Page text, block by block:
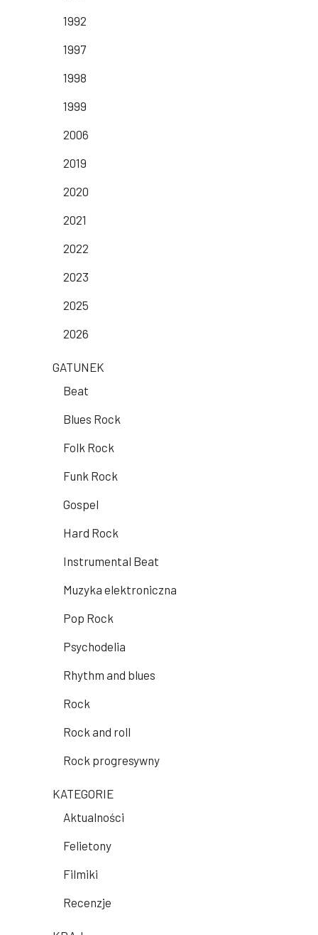
1992
1997
1998
1999
2006
2019
2020
2021
2022
2023
2025
2026
GATUNEK
Beat
Blues Rock
Folk Rock
Funk Rock
Gospel
Hard Rock
Instrumental Beat
Muzyka elektroniczna
Pop Rock
Psychodelia
Rhythm and blues
Rock
Rock and roll
Rock progresywny
KATEGORIE
Aktualności
Felietony
Filmiki
Recenzje